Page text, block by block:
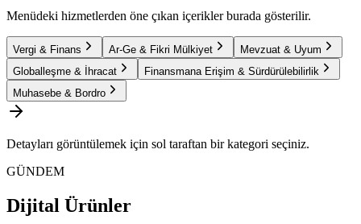
Menüdeki hizmetlerden öne çıkan içerikler burada gösterilir.
Vergi & Finans Ar-Ge & Fikri Mülkiyet
Mevzuat & Uyum
Globalleşme & İhracat
Finansmana Erişim & Sürdürülebilirlik
Muhasebe & Bordro
Detayları görüntülemek için sol taraftan bir kategori seçiniz.
GÜNDEM
Dijital Ürünler